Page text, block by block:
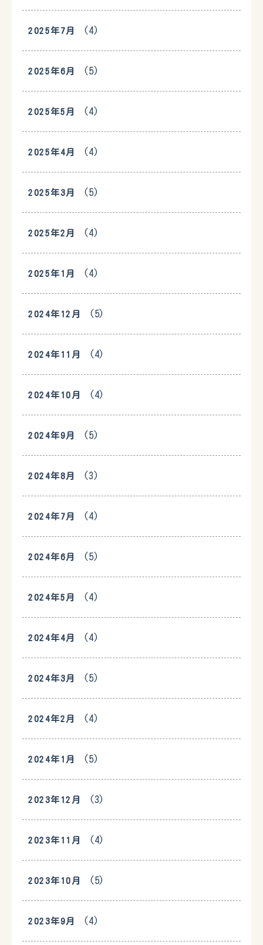
2025年7月 (4)
2025年6月 (5)
2025年5月 (4)
2025年4月 (4)
2025年3月 (5)
2025年2月 (4)
2025年1月 (4)
2024年12月 (5)
2024年11月 (4)
2024年10月 (4)
2024年9月 (5)
2024年8月 (3)
2024年7月 (4)
2024年6月 (5)
2024年5月 (4)
2024年4月 (4)
2024年3月 (5)
2024年2月 (4)
2024年1月 (5)
2023年12月 (3)
2023年11月 (4)
2023年10月 (5)
2023年9月 (4)